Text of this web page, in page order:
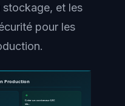
stockage, et les
pour les
Production
🔸
Créer un conteneur LXC
via…